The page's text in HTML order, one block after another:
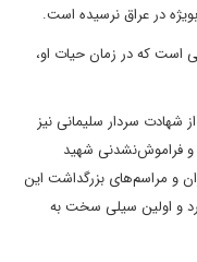
در عراق نرسیده است.
است که در زمان حیات او،
شهادت سردار سلیمانی نیز
فراموش‌نشدنی شهید
و مراسم‌های بزرگداشت این
و اولین سیلی سخت به